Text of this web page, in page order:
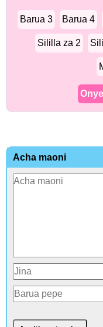
Barua 3 Barua 4
Sililla za 2
Acha maoni